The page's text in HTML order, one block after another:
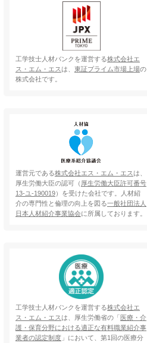
工学技士人材バンクを運営する株式会社エ
ス・エム・エスは、 東証プライム市場上場の
株式会社です。
運営元である株式会社エス・エム・エスは、
厚生労働大臣の認可（ 厚生労働大臣許可番号
13-ユ-190019）を受けた会社です。人材紹
介の専門性と倫理の向上を図る一般社団法人
日本人材紹介事業協会に所属しております。
工学技士人材バンクを運営する株式会社エ
ス・エム・エスは、厚生労働省の「 医療・介
護・保育分野における適正な有料職業紹介事
業者の認定制度」において、第1回の医療分